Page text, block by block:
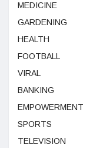
MEDICINE
GARDENING
HEALTH
FOOTBALL
VIRAL
BANKING
EMPOWERMENT
SPORTS
TELEVISION